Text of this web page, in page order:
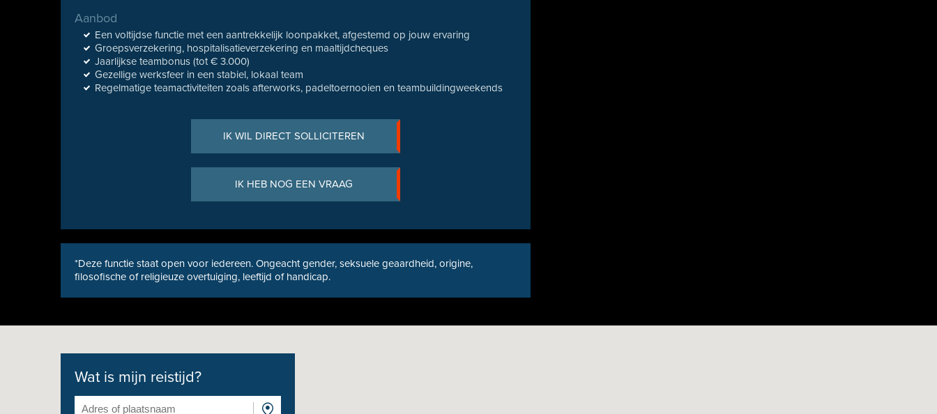
Aanbod
Een voltijdse functie met een aantrekkelijk loonpakket, afgestemd op jouw ervaring
Groepsverzekering, hospitalisatieverzekering en maaltijdcheques
Jaarlijkse teambonus (tot € 3.000)
Gezellige werksfeer in een stabiel, lokaal team
Regelmatige teamactiviteiten zoals afterworks, padeltoernooien en teambuildingweekends
IK WIL DIRECT SOLLICITEREN
IK HEB NOG EEN VRAAG
*Deze functie staat open voor iedereen. Ongeacht gender, seksuele geaardheid, origine,
filosofische of religieuze overtuiging, leeftijd of handicap.
Wat is mijn reistijd?